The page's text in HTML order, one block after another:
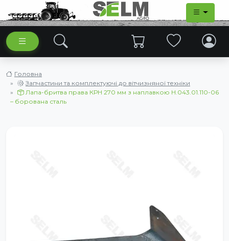
Головна
Запчастини та комплектуючі до вітчизняної техніки
Лапа-бритва права КРН 270 мм з наплавкою Н.043.01.110-06
– борована сталь